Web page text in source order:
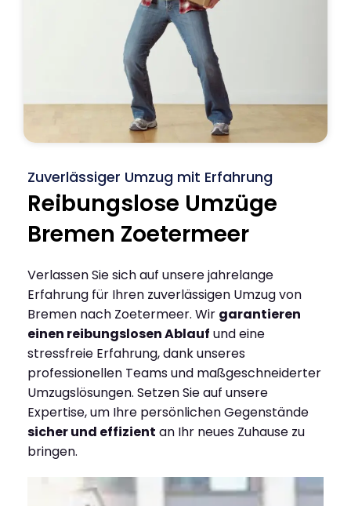
Zuverlässiger Umzug mit Erfahrung
Reibungslose Umzüge
Bremen Zoetermeer
Verlassen Sie sich auf unsere jahrelange
Erfahrung für Ihren zuverlässigen Umzug von
Bremen nach Zoetermeer. Wir garantieren
einen reibungslosen Ablauf und eine
stressfreie Erfahrung, dank unseres
professionellen Teams und maßgeschneiderter
Umzugslösungen. Setzen Sie auf unsere
Expertise, um Ihre persönlichen Gegenstände
sicher und effizient an Ihr neues Zuhause zu
bringen.